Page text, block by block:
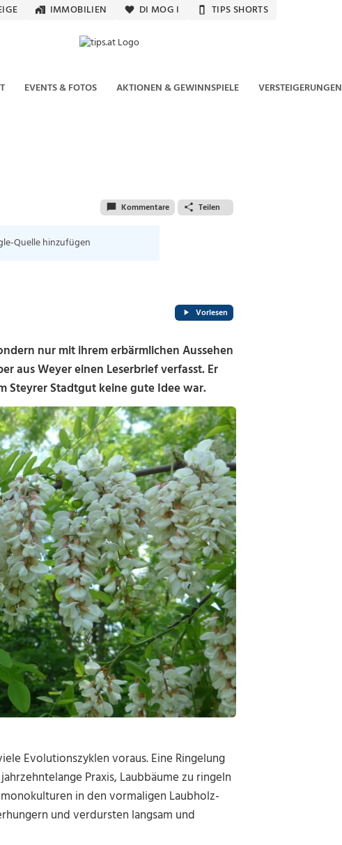
IMMOBILIEN DI MOG I TIPS SHORTS
EVENTS & FOTOS AKTIONEN & GEWINNSPIELE VERSTEIGERUNGEN
Kommentare Teilen
Quelle hinzufügen
Vorlesen
nur mit ihrem erbärmlichen Aussehen
aus Weyer einen Leserbrief verfasst. Er
Steyrer Stadtgut keine gute Idee war.
Evolutionszyklen voraus. Eine Ringelung
Praxis, Laubbäume zu ringeln
in den vormaligen Laubholz-
und verdursten langsam und